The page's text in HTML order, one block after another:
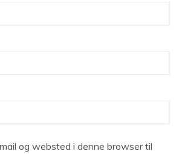
og websted i denne browser til